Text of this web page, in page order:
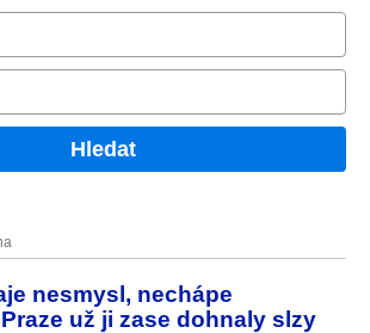
Hledat
nesmysl, nechápe
už ji zase dohnaly slzy